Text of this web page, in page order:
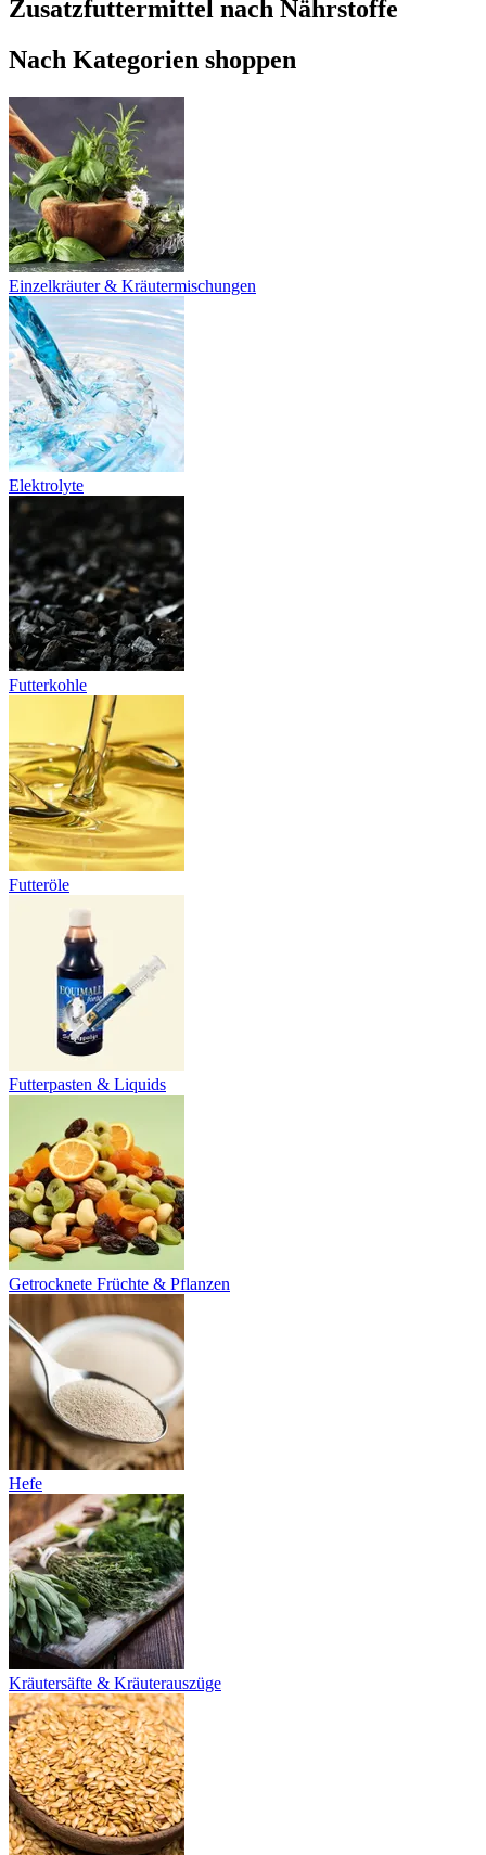
Zusatzfuttermittel nach Nährstoffe
Nach Kategorien shoppen
Einzelkräuter & Kräutermischungen
Elektrolyte
Futterkohle
Futteröle
Futterpasten & Liquids
Getrocknete Früchte & Pflanzen
Hefe
Kräutersäfte & Kräuterauszüge